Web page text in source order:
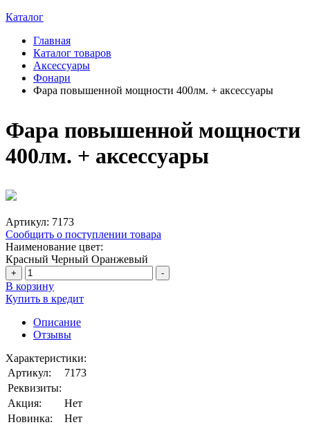
Каталог
Главная
Каталог товаров
Аксессуары
Фонари
Фара повышенной мощности 400лм. + аксессуары
Фара повышенной мощности
400лм. + аксессуары
Артикул: 7173
Сообщить о поступлении товара
Наименование цвет:
Красный Черный Оранжевый
+ -
В корзину
Купить в кредит
Описание
Отзывы
Характеристики:
Артикул:
7173
Реквизиты:
Акция:
Нет
Новинка:
Нет